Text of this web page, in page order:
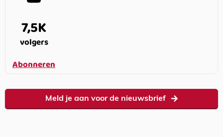
7,5K
volgers
Abonneren
Meld je aan voor de nieuwsbrief